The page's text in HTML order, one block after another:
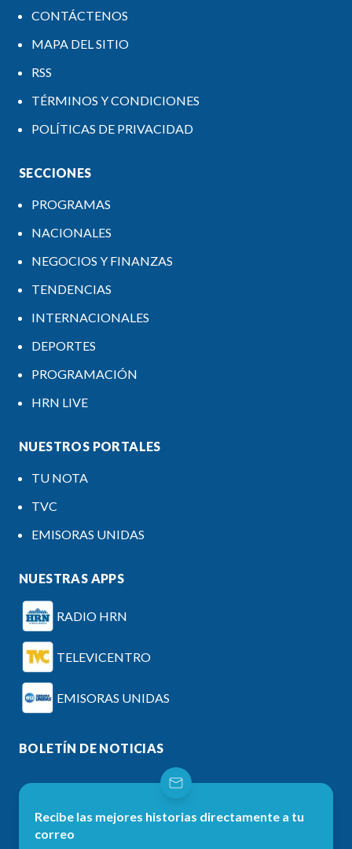
CONTÁCTENOS
MAPA DEL SITIO
RSS
TÉRMINOS Y CONDICIONES
POLÍTICAS DE PRIVACIDAD
SECCIONES
PROGRAMAS
NACIONALES
NEGOCIOS Y FINANZAS
TENDENCIAS
INTERNACIONALES
DEPORTES
PROGRAMACIÓN
HRN LIVE
NUESTROS PORTALES
TU NOTA
TVC
EMISORAS UNIDAS
NUESTRAS APPS
RADIO HRN
TELEVICENTRO
EMISORAS UNIDAS
BOLETÍN DE NOTICIAS
Recibe las mejores historias directamente a tu
correo